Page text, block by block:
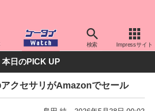
検索 Impressサイト
機器/アクセサリー その他
本日のPICK UP
クセサリがAmazonでセール